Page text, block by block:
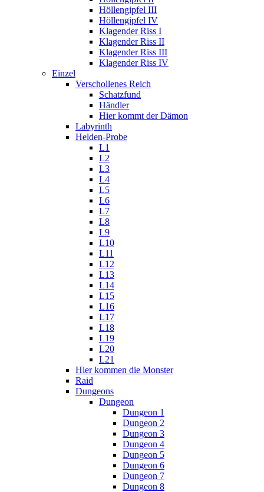
Höllengipfel III
Höllengipfel IV
Klagender Riss I
Klagender Riss II
Klagender Riss III
Klagender Riss IV
Einzel
Verschollenes Reich
Schatzfund
Händler
Hier kommt der Dämon
Labyrinth
Helden-Probe
L1
L2
L3
L4
L5
L6
L7
L8
L9
L10
L11
L12
L13
L14
L15
L16
L17
L18
L19
L20
L21
Hier kommen die Monster
Raid
Dungeons
Dungeon
Dungeon 1
Dungeon 2
Dungeon 3
Dungeon 4
Dungeon 5
Dungeon 6
Dungeon 7
Dungeon 8